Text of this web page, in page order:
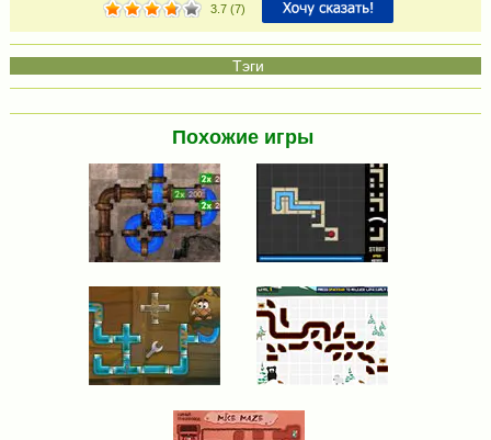
3.7(7)
Похожие игры